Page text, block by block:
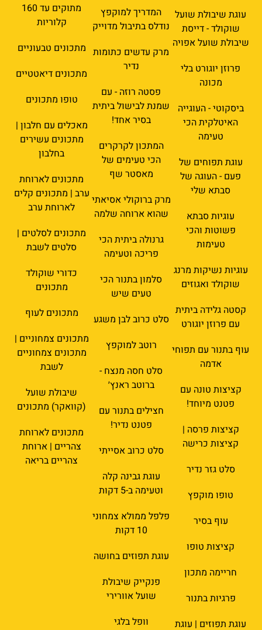
עוגת שיבולת שועל
שוקולד - דייסת
שיבולת שועל אפויה
פרוזן יוגורט בלי
מכונה
ביסקוטי - העוגייה
האיטלקית הכי
טעימה
עוגת תפוחים של
פעם - העוגה של
סבתא שלי
עוגיות סבתא
פשוטות והכי
טעימות
עוגיות נשיקות מרנג
שוקולד ואגוזים
קסטה גלידה ביתית
עם פרוזן יוגורט
עוף בתנור עם תפוחי
אדמה
קציצות טונה עם
פטנט מיוחד!
קציצות פרסה |
קציצות כרישה
סלט גזר נדיר
טופו מוקפץ
עוף בסיר
קציצות טופו
חריימה מתכון
פרגיות בתנור
עוגת תפוזים | עוגת
המדריך למוקפץ
נודלס בתיבול מדוייק
מרק עדשים כתומות
נדיר
פסטה רוזה - עם
שמנת לבישול ביתית
בסיר אחד!
המתכון לקרקרים
הכי טעימים של
מאסטר שף
מרק ברוקולי אסיאתי
שהוא ארוחה שלמה
גרנולה ביתית הכי
פריכה וטעימה
סלמון בתנור הכי
טעים שיש
סלט כרוב לבן משגע
רוטב למוקפץ
סלט חסה מנצח -
ברוטב ראנץ׳
חצילים בתנור עם
פטנט נדיר!
סלט כרוב אסייתי
עוגת גבינה קלה
וטעימה ב-5 דקות
פלפל ממולא צמחוני
10 דקות
עוגת תפוזים בחושה
פנקייק שיבולת
שועל אוורירי
וופל בלגי
מתוקים עד 160
קלוריות
מתכונים טבעוניים
מתכונים דיאטטיים
טופו מתכונים
מאכלים עם חלבון |
מתכונים עשירים
בחלבון
מתכונים לארוחת
ערב | מתכונים קלים
לארוחת ערב
מתכונים לסלטים |
סלטים לשבת
כדורי שוקולד
מתכונים
מתכונים לעוף
מתכונים צמחוניים |
מתכונים צמחוניים
לשבת
שיבולת שועל
(קוואקר) מתכונים
מתכונים לארוחת
צהריים | ארוחת
צהריים בריאה